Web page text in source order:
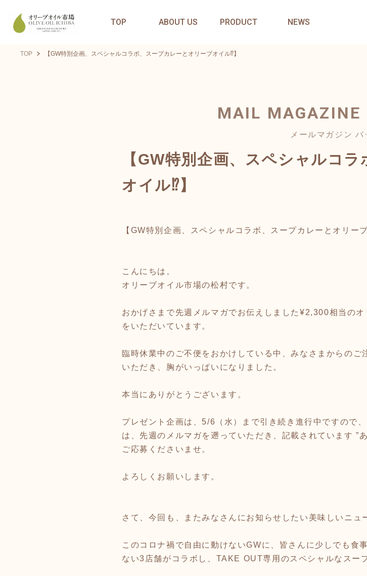
TOP ABOUT US PRODUCT NEWS
TOP 【GW特別企画、スペシャルコラボ、スープカレーとオリーブオイル⁉️】
MAIL MAGAZINE
メールマガジン バ
【GW特別企画、スペシャルコ
オイル⁉️】
【GW特別企画、スペシャルコラボ、スープカレーとオリー
こんにちは。
オリーブオイル市場の松村です。
おかげさまで先週メルマガでお伝えしました¥2,300相当の
をいただいています。
臨時休業中のご不便をおかけしている中、みなさまからの
いただき、胸がいっぱいになりました。
本当にありがとうございます。
プレゼント企画は、5/6（水）まで引き続き進行中ですので
は、先週のメルマガを遡っていただき、記載されています ”
ご応募くださいませ。
よろしくお願いします。
さて、今回も、またみなさんにお知らせしたい美味しいニュ
このコロナ禍で自由に動けないGWに、皆さんに少しでも食
ない3店舗がコラボし、TAKE OUT専用のスペシャルなスー